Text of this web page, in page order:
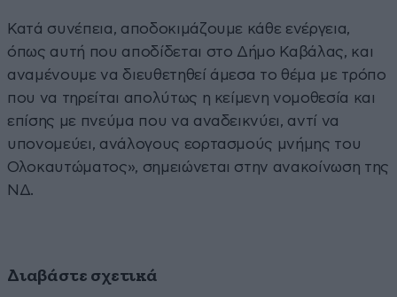
Κατά συνέπεια, αποδοκιμάζουμε κάθε ενέργεια,
όπως αυτή που αποδίδεται στο Δήμο Καβάλας, και
αναμένουμε να διευθετηθεί άμεσα το θέμα με τρόπο
που να τηρείται απολύτως η κείμενη νομοθεσία και
επίσης με πνεύμα που να αναδεικνύει, αντί να
υπονομεύει, ανάλογους εορτασμούς μνήμης του
Ολοκαυτώματος», σημειώνεται στην ανακοίνωση της
ΝΔ.
Διαβάστε σχετικά